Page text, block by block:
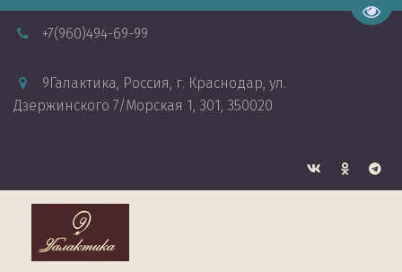
+7(960)494-69-99
9Галактика, Россия, г. Краснодар, ул.
Дзержинского 7/Морская 1, 301, 350020